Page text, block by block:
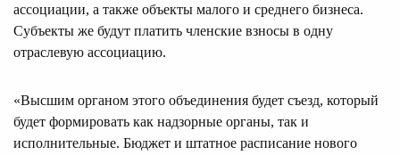
ассоциации, а также объекты малого и среднего бизнеса.
Субъекты же будут платить членские взносы в одну
отраслевую ассоциацию.
«Высшим органом этого объединения будет съезд, который
будет формировать как надзорные органы, так и
исполнительные. Бюджет и штатное расписание нового